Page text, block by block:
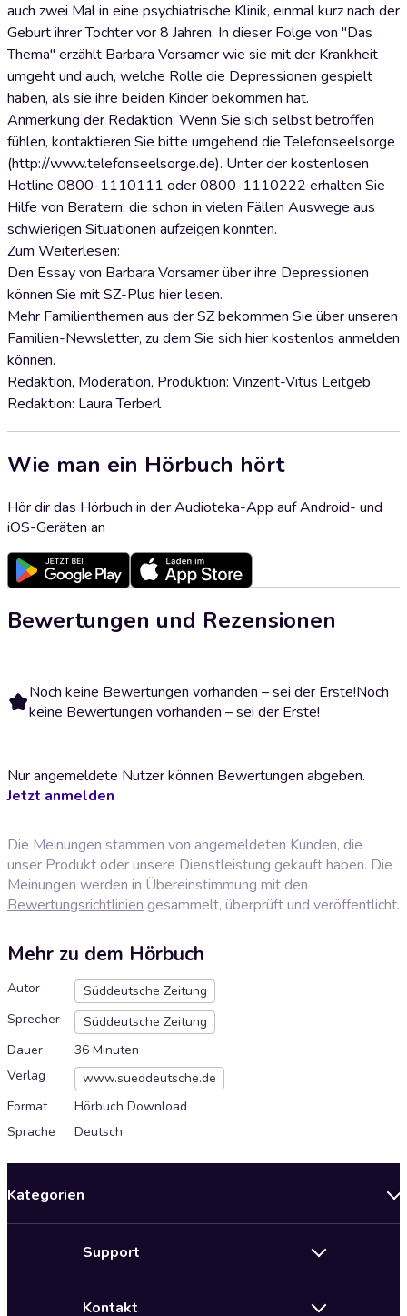
auch zwei Mal in eine psychiatrische Klinik, einmal kurz nach der
Geburt ihrer Tochter vor 8 Jahren. In dieser Folge von "Das
Thema" erzählt Barbara Vorsamer wie sie mit der Krankheit
umgeht und auch, welche Rolle die Depressionen gespielt
haben, als sie ihre beiden Kinder bekommen hat.
Anmerkung der Redaktion: Wenn Sie sich selbst betroffen
fühlen, kontaktieren Sie bitte umgehend die Telefonseelsorge
(http://www.telefonseelsorge.de). Unter der kostenlosen
Hotline 0800-1110111 oder 0800-1110222 erhalten Sie
Hilfe von Beratern, die schon in vielen Fällen Auswege aus
schwierigen Situationen aufzeigen konnten.
Zum Weiterlesen:
Den Essay von Barbara Vorsamer über ihre Depressionen
können Sie mit SZ-Plus hier lesen.
Mehr Familienthemen aus der SZ bekommen Sie über unseren
Familien-Newsletter, zu dem Sie sich hier kostenlos anmelden
können.
Redaktion, Moderation, Produktion: Vinzent-Vitus Leitgeb
Redaktion: Laura Terberl
Wie man ein Hörbuch hört
Hör dir das Hörbuch in der Audioteka-App auf Android- und
iOS-Geräten an
Bewertungen und Rezensionen
Noch keine Bewertungen vorhanden – sei der Erste!Noch
keine Bewertungen vorhanden – sei der Erste!
Nur angemeldete Nutzer können Bewertungen abgeben.
Jetzt anmelden
Die Meinungen stammen von angemeldeten Kunden, die
unser Produkt oder unsere Dienstleistung gekauft haben. Die
Meinungen werden in Übereinstimmung mit den
Bewertungsrichtlinien gesammelt, überprüft und veröffentlicht.
Mehr zu dem Hörbuch
Autor
Süddeutsche Zeitung
Sprecher
Süddeutsche Zeitung
Dauer
36 Minuten
Verlag
www.sueddeutsche.de
Format
Hörbuch Download
Sprache
Deutsch
Kategorien
Support
Kontakt